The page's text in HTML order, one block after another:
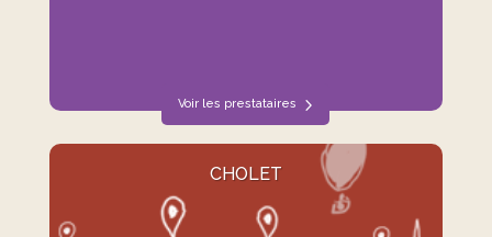
Voir les prestataires
CHOLET